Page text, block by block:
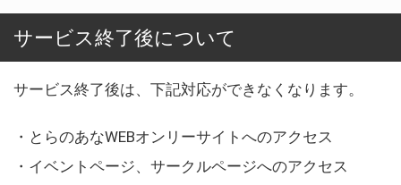
サービス終了後について
サービス終了後は、下記対応ができなくなります。
・とらのあなWEBオンリーサイトへのアクセス
・イベントページ、サークルページへのアクセス